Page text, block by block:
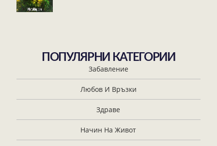
ПОПУЛЯРНИ КАТЕГОРИИ
Забавление
Любов И Връзки
Здраве
Начин На Живот